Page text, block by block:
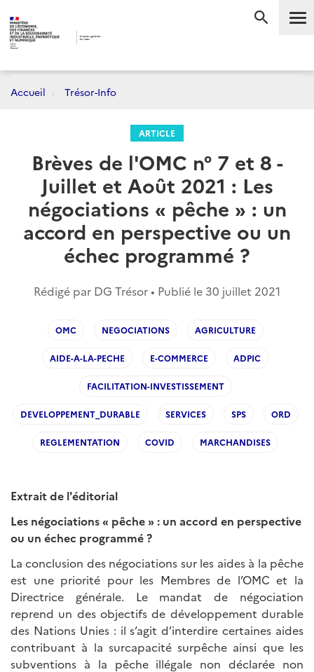
Accueil Trésor-Info
ARTICLE
Brèves de l'OMC n° 7 et 8 -
Juillet et Août 2021 : Les
négociations « pêche » : un
accord en perspective ou un
échec programmé ?
Rédigé par DG Trésor • Publié le 30 juillet 2021
OMC NEGOCIATIONS AGRICULTURE
AIDE-A-LA-PECHE E-COMMERCE ADPIC
FACILITATION-INVESTISSEMENT
DEVELOPPEMENT_DURABLE SERVICES SPS ORD
REGLEMENTATION COVID MARCHANDISES
Extrait de l'éditorial
Les négociations « pêche » : un accord en perspective
ou un échec programmé ?
La conclusion des négociations sur les aides à la pêche
est une priorité pour les Membres de l’OMC et la
Directrice générale. Le mandat de négociation
reprend un des objectifs de développement durable
des Nations Unies : il s’agit d’interdire certaines aides
contribuant à la surcapacité surpêche ainsi que les
subventions à la pêche illégale non déclarée non